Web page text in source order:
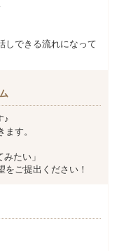
しできる流れになって
♪
す。
たい」
ご提出ください！